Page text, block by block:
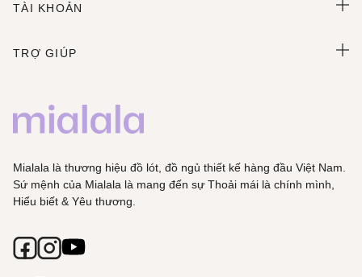
TÀI KHOẢN
TRỢ GIÚP
Mialala là thương hiệu đồ lót, đồ ngủ thiết kế hàng đầu Việt Nam.
Sứ mệnh của Mialala là mang đến sự Thoải mái là chính mình,
Hiểu biết & Yêu thương.